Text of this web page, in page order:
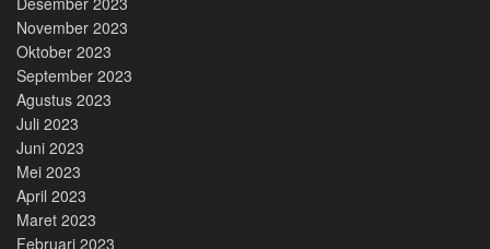
November 2023
Oktober 2023
September 2023
Agustus 2023
Juli 2023
Juni 2023
Mei 2023
April 2023
Maret 2023
Februari 2023